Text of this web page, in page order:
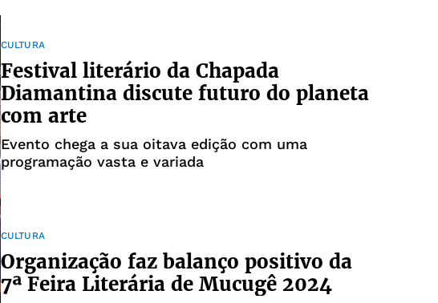
CULTURA
Festival literário da Chapada
Diamantina discute futuro do planeta
com arte
Evento chega a sua oitava edição com uma
programação vasta e variada
CULTURA
Organização faz balanço positivo da
7ª Feira Literária de Mucugê 2024